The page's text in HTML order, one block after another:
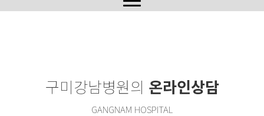
구미강남병원의 온라인상담
GANGNAM HOSPITAL